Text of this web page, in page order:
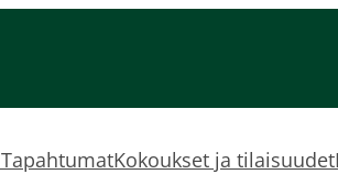
TapahtumatKokoukset ja tilaisuudet